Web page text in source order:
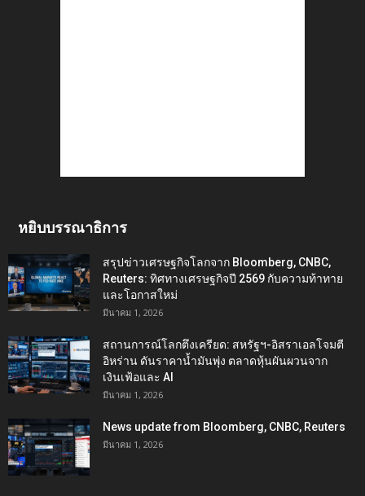
หยิบบรรณาธิการ
สรุปข่าวเศรษฐกิจโลกจาก Bloomberg, CNBC,
Reuters: ทิศทางเศรษฐกิจปี 2569 กับความท้าทาย
และโอกาสใหม่
มีนาคม 1, 2026
สถานการณ์โลกตึงเครียด: สหรัฐฯ-อิสราเอลโจมตี
อิหร่าน ดันราคาน้ำมันพุ่ง ตลาดหุ้นผันผวนจาก
เงินเฟ้อและ AI
มีนาคม 1, 2026
News update from Bloomberg, CNBC, Reuters
มีนาคม 1, 2026